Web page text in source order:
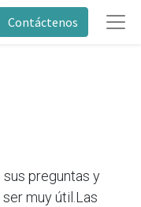
Contáctenos
preguntas y
muy útil. Las